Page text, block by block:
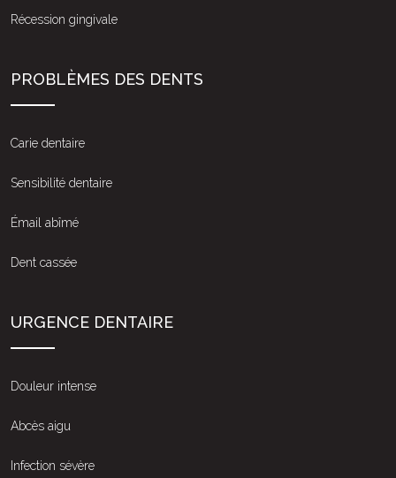
Récession gingivale
PROBLÈMES DES DENTS
Carie dentaire
Sensibilité dentaire
Émail abîmé
Dent cassée
URGENCE DENTAIRE
Douleur intense
Abcès aigu
Infection sévère